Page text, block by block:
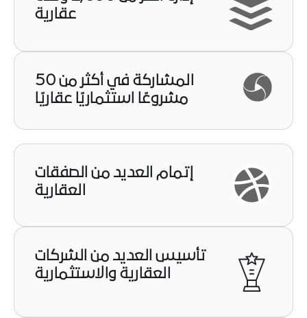
المشاركة في أكثر من 50
مشروعًا استثماريًا عقاريًا
إتمام العديد من الصفقات
العقارية
تأسيس العديد من الشركات
العقارية والاستثمارية